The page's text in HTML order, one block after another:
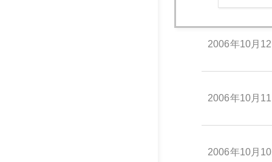
2006年10月
2006年10月
2006年10月